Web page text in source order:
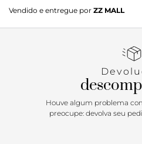
solado robusto, esse modelo
em cada detalhe. O cadarço
moderno e marcante. Perfeito
a dia, garante leveza e bem-
com praticidade e estilo em
Vendido e entregue por ZZ MALL
Houve algum problema
preocupe: devolva seu